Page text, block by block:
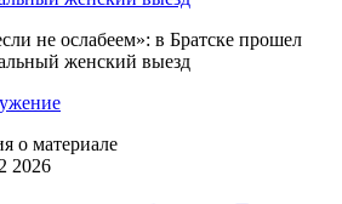
не ослабеем»: в Братске прошел
женский выезд
о материале
2026